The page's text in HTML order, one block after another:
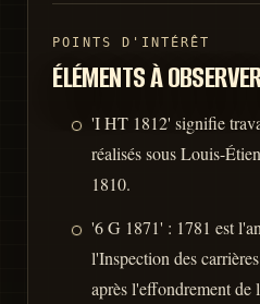
POINTS D'INTÉRÊT
ÉLÉMENTS À
'I HT 1812' signifie
réalisés sous Louis-
1810.
'6 G 1871' : 1781 est
l'Inspection des
après l'effondrement de